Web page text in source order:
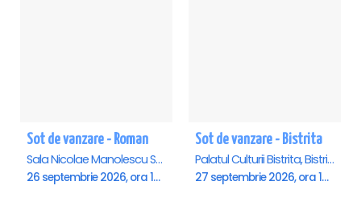
Sot de vanzare - Roman
Sala Nicolae Manolescu Strunga (Sala de festivitati a Primariei Roman), Roman
26 septembrie 2026, ora 19:00
Sot de vanzare - Bistrita
Palatul Culturii Bistrita, Bistrita
27 septembrie 2026, ora 19:00